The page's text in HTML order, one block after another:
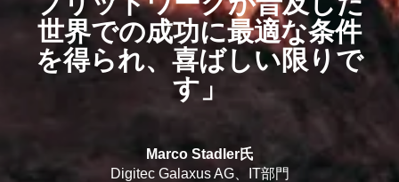
世界での成功に最適な条件
を得られ、喜ばしい限りで
す」
Marco Stadler氏
Digitec Galaxus AG、IT部門